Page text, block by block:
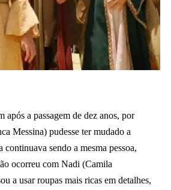
após a passagem de dez anos, por
Messina) pudesse ter mudado a
continuava sendo a mesma pessoa,
ocorreu com Nadi (Camila
a usar roupas mais ricas em detalhes,